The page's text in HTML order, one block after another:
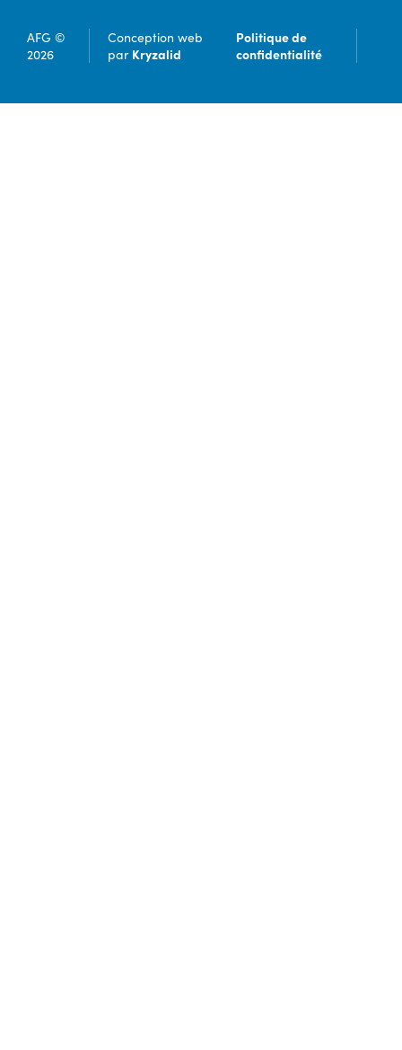
AFG ©
2026
Conception web
par Kryzalid
Politique de
confidentialité